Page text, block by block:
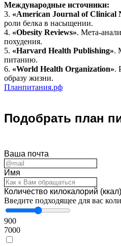
Международные источники:
3. «American Journal of Clinical
роли белка в насыщении.
4. «Obesity Reviews». Мета-
похудения.
5. «Harvard Health Publishing».
питанию.
6. «World Health Organization».
образу жизни.
Планпитания.рф
Подобрать план
Ваша почта
Имя
Количество килокалорий (ккал)
Введите подходящее для вас
900
7000